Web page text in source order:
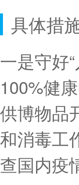
具体措
一是守好
100%健
供博物品
和消毒工
查国内疫